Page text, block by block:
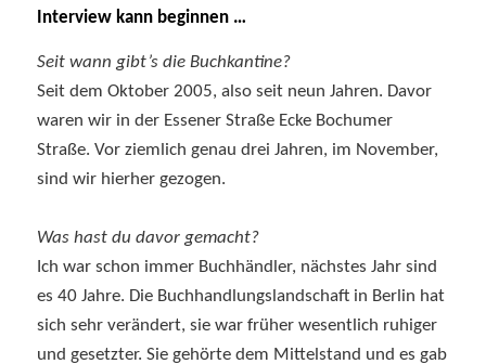
Interview kann beginnen …
Seit wann gibt’s die Buchkantine?
Seit dem Oktober 2005, also seit neun Jahren. Davor
waren wir in der Essener Straße Ecke Bochumer
Straße. Vor ziemlich genau drei Jahren, im November,
sind wir hierher gezogen.
Was hast du davor gemacht?
Ich war schon immer Buchhändler, nächstes Jahr sind
es 40 Jahre. Die Buchhandlungslandschaft in Berlin hat
sich sehr verändert, sie war früher wesentlich ruhiger
und gesetzter. Sie gehörte dem Mittelstand und es gab